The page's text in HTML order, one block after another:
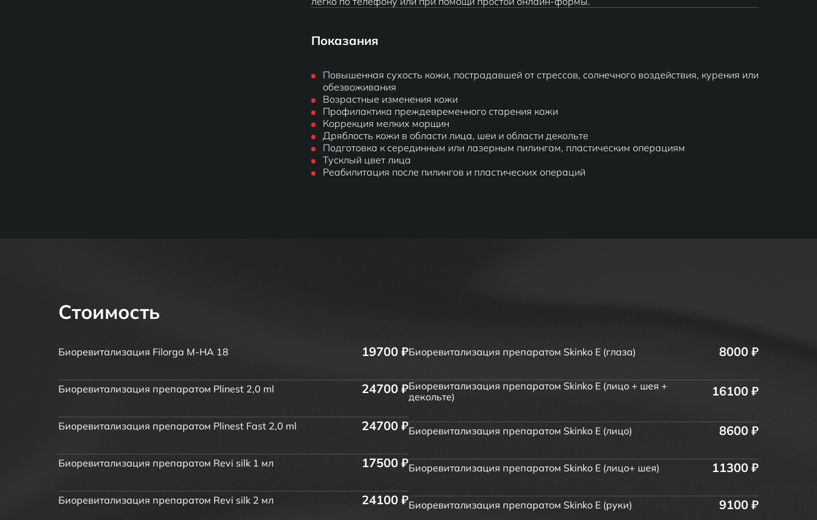
Показания
Повышенная сухость кожи, пострадавшей от стрессов, солнечного воздействия, курения или
обезвоживания
Возрастные изменения кожи
Профилактика преждевременного старения кожи
Коррекция мелких морщин
Дряблость кожи в области лица, шеи и области декольте
Подготовка к серединным или лазерным пилингам, пластическим операциям
Тусклый цвет лица
Реабилитация после пилингов и пластических операций
Стоимость
Биоревитализация Filorga M-HA 18 19700 ₽
Биоревитализация препаратом Plinest 2,0 ml 24700 ₽
Биоревитализация препаратом Plinest Fast 2,0 ml 24700 ₽
Биоревитализация препаратом Revi silk 1 мл 17500 ₽
Биоревитализация препаратом Revi silk 2 мл 24100 ₽
Биоревитализация препаратом Skinko E (глаза) 8000 ₽
Биоревитализация препаратом Skinko E (лицо + шея +
декольте)
16100 ₽
Биоревитализация препаратом Skinko E (лицо) 8600 ₽
Биоревитализация препаратом Skinko E (лицо+ шея) 11300 ₽
Биоревитализация препаратом Skinko E (руки) 9100 ₽